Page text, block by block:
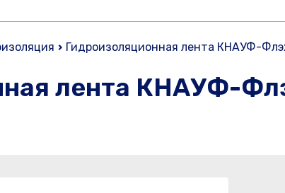
Гидроизоляционная лента КНАУФ-
лента КНАУФ-